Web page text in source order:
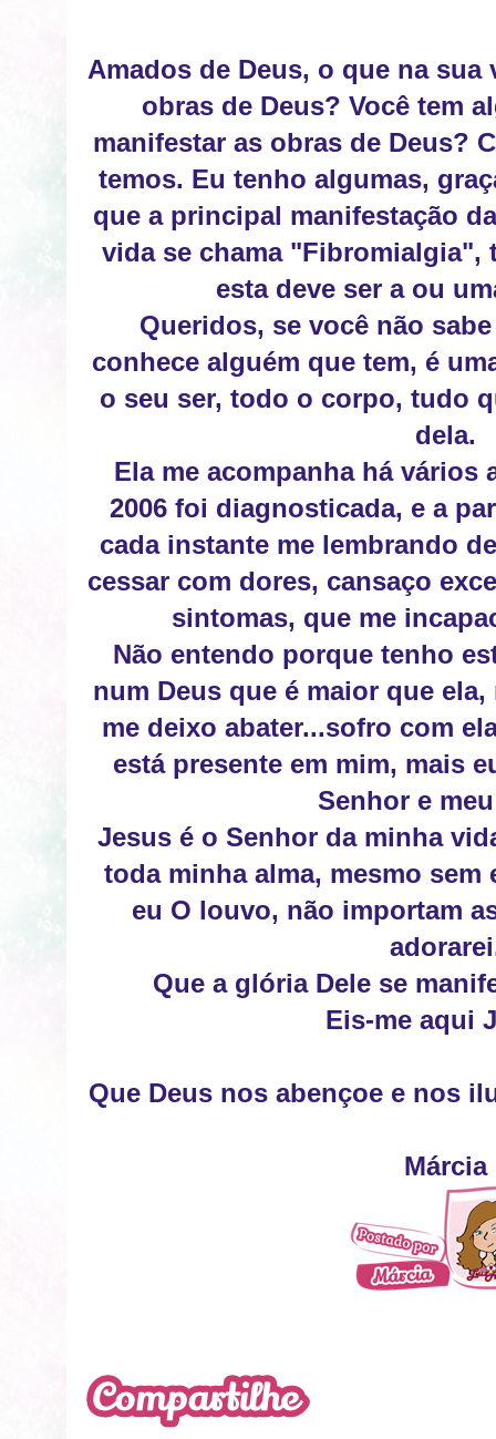
Amados de Deus, o que na sua
obras de Deus? Você tem
manifestar as obras de Deus?
temos. Eu tenho algumas,
que a principal manifestação
vida se chama "Fibromialgia",
esta deve ser a ou
Queridos, se você não
conhece alguém que tem, é
o seu ser, todo o corpo, tudo
dela.
Ela me acompanha há vários
2006 foi diagnosticada, e a
cada instante me lembrando
cessar com dores, cansaço
sintomas, que me
Não entendo porque tenho
num Deus que é maior que
me deixo abater...sofro com
está presente em mim, mais
Senhor e
Jesus é o Senhor da minha
toda minha alma, mesmo sem
eu O louvo, não importam
Que a glória Dele se
Eis-me aqui
Que Deus nos abençoe e nos
Márcia